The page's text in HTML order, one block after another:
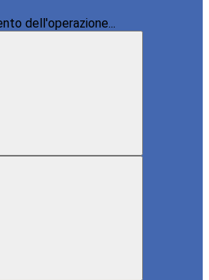
dell'operazione...